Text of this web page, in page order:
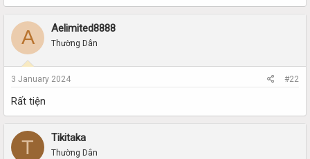
r
A Aelimited8888
Thường Dân
3 January 2024 #22
Rất tiện
T Tikitaka
Thường Dân